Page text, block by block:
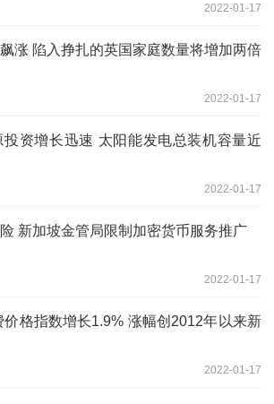
2022-01-17
涨 陷入挣扎的英国家庭数量将增加两倍
2022-01-17
资增长迅速 太阳能发电总装机容量近
2022-01-17
新加坡金管局限制加密货币服务推广
2022-01-17
格指数增长1.9% 涨幅创2012年以来新
2022-01-17